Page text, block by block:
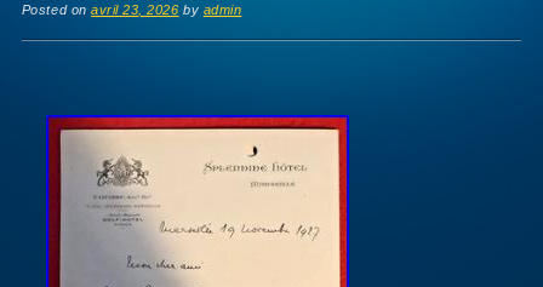
Posted onavril 23, 2026 by admin